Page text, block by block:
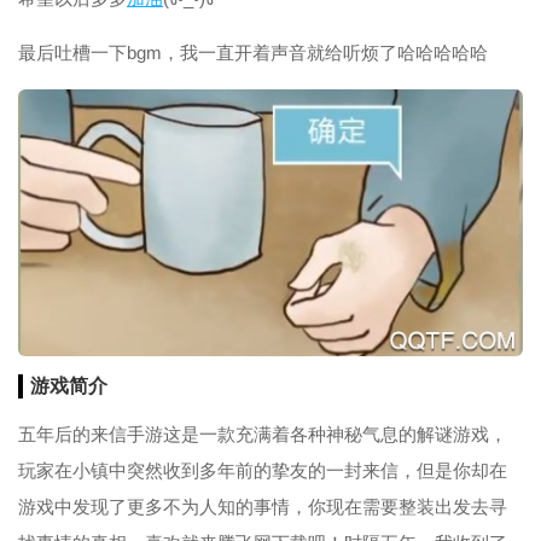
最后吐槽一下bgm，我一直开着声音就给听烦了哈哈哈哈哈
游戏简介
五年后的来信手游这是一款充满着各种神秘气息的解谜游戏，
玩家在小镇中突然收到多年前的挚友的一封来信，但是你却在
游戏中发现了更多不为人知的事情，你现在需要整装出发去寻